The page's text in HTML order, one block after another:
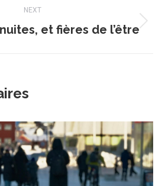
NEXT
Projets
et fières de l’être